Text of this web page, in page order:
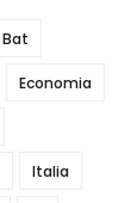
Bat
Economia
Italia